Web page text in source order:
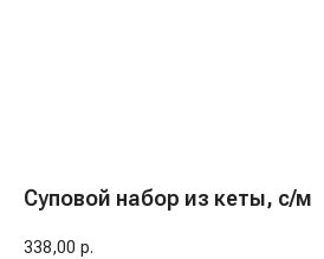
Суповой набор из кеты, с/м
338,00 р.